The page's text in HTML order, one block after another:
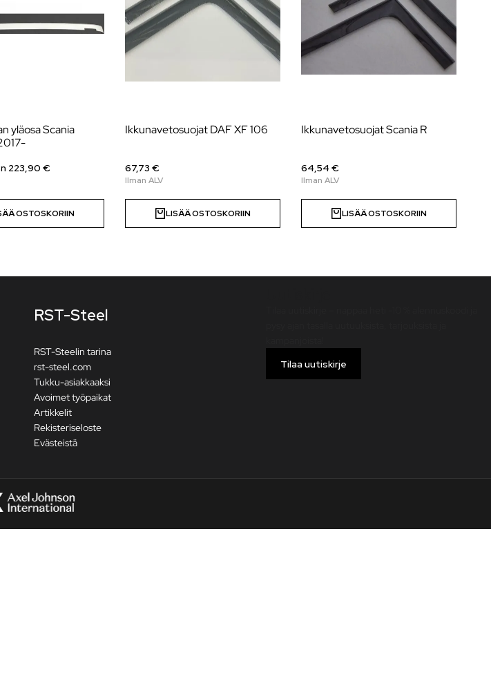
yläosa Scania
223,90 €
OSTOSKORIIN
Ikkunavetosuojat DAF XF 106
67,73 €
LISÄÄ OSTOSKORIIN
Ikkunavetosuojat Scania R
64,54 €
LISÄÄ OSTOSKORIIN
RST-Steel
RST-Steelin tarina
rst-steel.com
Tukku-asiakkaaksi
Avoimet työpaikat
Artikkelit
Rekisteriseloste
Evästeistä
Tilaa uutiskirje